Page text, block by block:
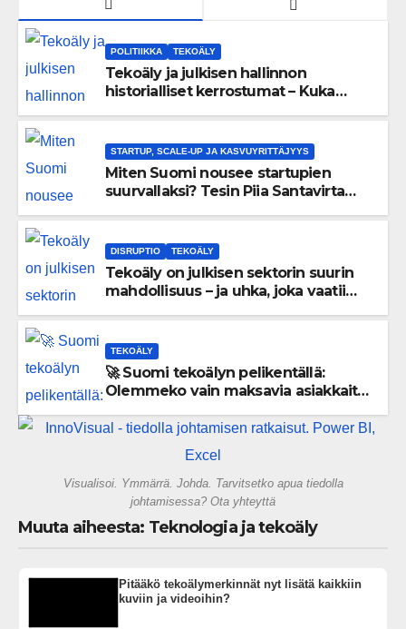
POLITIIKKA TEKOÄLY
Tekoäly ja julkisen hallinnon
historialliset kerrostumat – Kuka
STARTUP, SCALE-UP JA KASVUYRITTÄJYYS
Miten Suomi nousee startupien
suurvallaksi? Tesin Piia Santavirta
DISRUPTIO TEKOÄLY
Tekoäly on julkisen sektorin suurin
mahdollisuus – ja uhka, joka vaatii
TEKOÄLY
🚀 Suomi tekoälyn pelikentällä:
Olemmeko vain maksavia asiakkaita
gigatehtaan?
Visualisoi. Ymmärrä. Johda. Tarvitsetko apua tiedolla
johtamisessa? Ota yhteyttä
Muuta aiheesta: Teknologia ja tekoäly
Pitääkö tekoälymerkinnät nyt lisätä kaikkiin
kuviin ja videoihin?